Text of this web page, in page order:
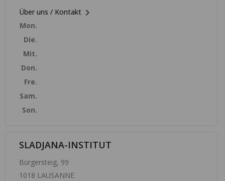
Über uns / Kontakt 
Mon.
Die.
Mit.
Don.
Fre.
Sam.
Son.
SLADJANA-INSTITUT
Bürgersteig, 99
1018 LAUSANNE